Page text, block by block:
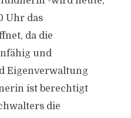
Uhr das
da die
und
Eigenverwaltung
ist berechtigt
die